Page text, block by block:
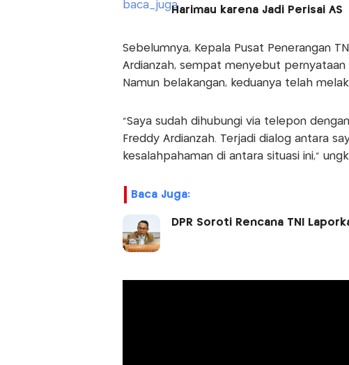
Harimau karena Jadi Perisai AS
Sebelumnya, Kepala Pusat Penerangan
Ardianzah, sempat menyebut
Namun belakangan, keduanya telah
“Saya sudah dihubungi via telepon
Freddy Ardianzah. Terjadi dialog antara
kesalahpahaman di antara situasi ini,”
Baca Juga:
DPR Soroti Rencana TNI